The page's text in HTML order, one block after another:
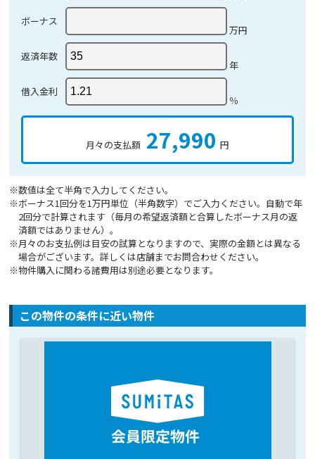
ボーナス
万円
返済年数
年
借入金利
％
月々の支払額 27,990 円
※数値は全て半角で入力してください。
※ボーナス1回分を1万円単位（半角数字）でご入力ください。自動で年
2回分で計算されます（毎月の希望返済額と合算したボーナス月の返
済額ではありません）。
※月々のお支払例は目安の試算となりますので、実際の金額とは異なる
場合がございます。詳しくは店舗までお問合わせください。
※物件購入に関わる諸費用は別途必要となります。
この物件の条件に近い物件